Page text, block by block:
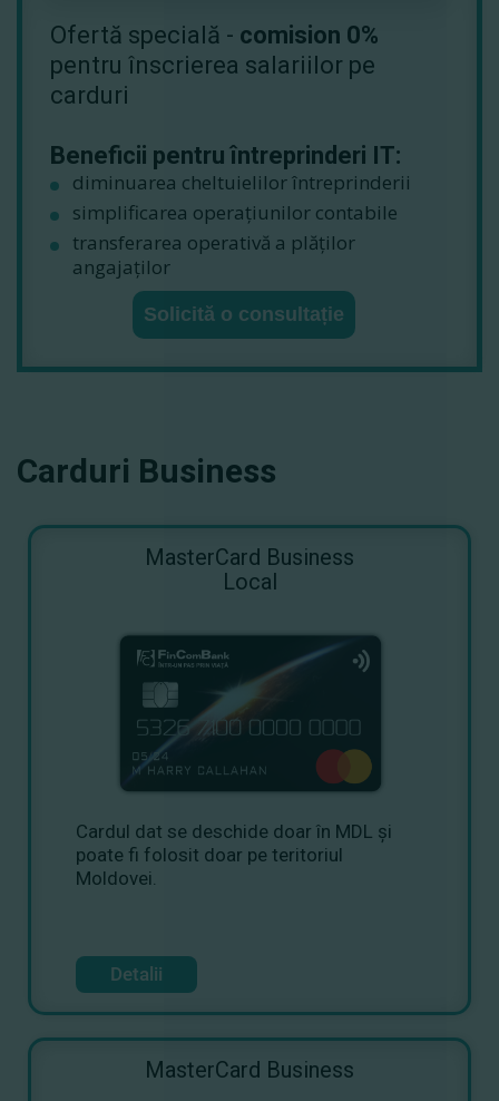
Ofertă specială - comision 0%
pentru înscrierea salariilor pe
carduri
Beneficii pentru întreprinderi IT:
diminuarea cheltuielilor întreprinderii
simplificarea operațiunilor contabile
transferarea operativă a plăților
angajaților
Solicită o consultație
Carduri Business
MasterCard Business
Local
Cardul dat se deschide doar în MDL și
poate fi folosit doar pe teritoriul
Moldovei.
Detalii
MasterCard Business